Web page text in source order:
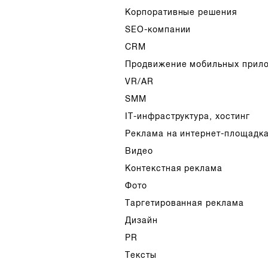
Корпоративные решения
SEO-компании
CRM
Продвижение мобильных
VR/AR
SMM
IT-инфраструктура, хостинг
Реклама на интернет-
Видео
Контекстная реклама
Фото
Таргетированная реклама
Дизайн
PR
Тексты